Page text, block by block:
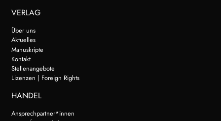
VERLAG
Über uns
Aktuelles
Manuskripte
Kontakt
Stellenangebote
Lizenzen | Foreign Rights
HANDEL
Ansprechpartner*innen